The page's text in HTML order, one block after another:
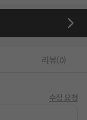
리뷰(0)
수정 요청